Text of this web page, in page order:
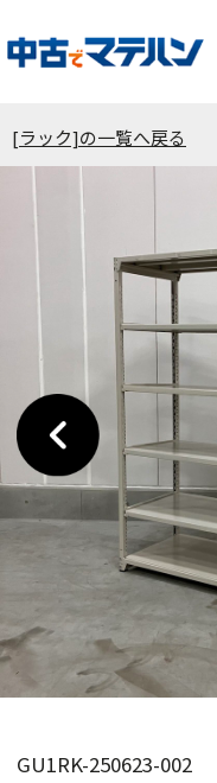
[ラック]の一覧へ戻る
GU1RK-250623-002